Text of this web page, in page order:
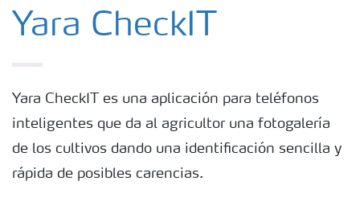
Fertilizantes
Cultivos
Yara CheckIT
Yara CheckIT es una aplicación para teléfonos
inteligentes que da al agricultor una fotogalería
de los cultivos dando una identificación sencilla y
rápida de posibles carencias.